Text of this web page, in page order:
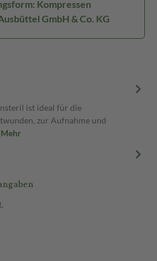
Kompressen
GmbH & Co. KG
ist ideal für die
zur Aufnahme und
Mehr